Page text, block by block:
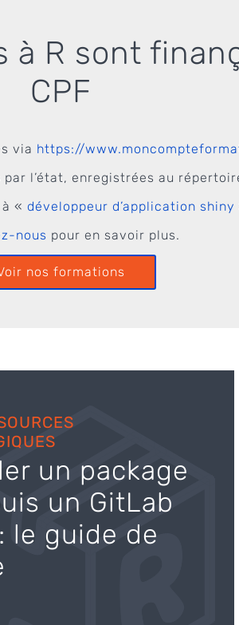
R sont
CPF
via https://
par l’état, enregistrées au
« développeur d’application shiny
nous pour en savoir plus.
nos formations
un package
un GitLab
le guide de